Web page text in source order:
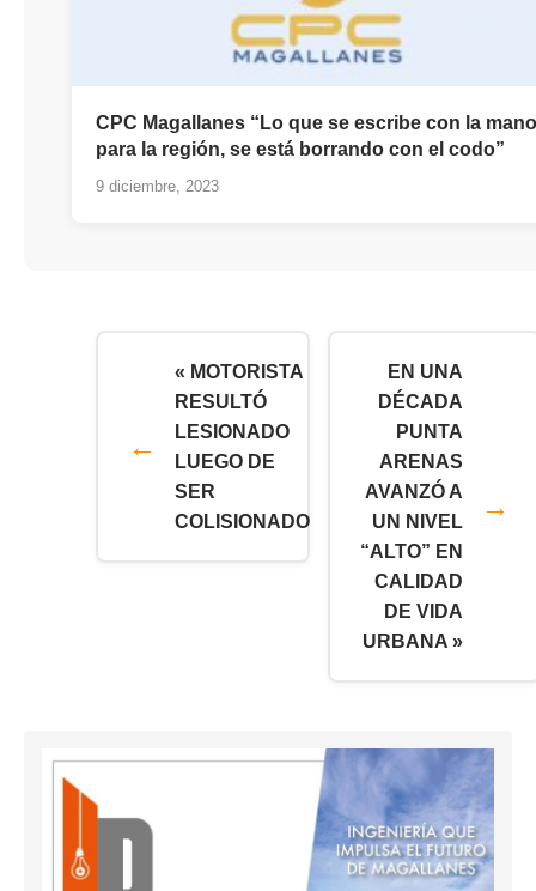
CPC Magallanes “Lo que se escribe con la mano
para la región, se está borrando con el codo”
9 diciembre, 2023
« MOTORISTA
RESULTÓ
LESIONADO
LUEGO DE
SER
COLISIONADO
EN UNA
DÉCADA
PUNTA
ARENAS
AVANZÓ A
UN NIVEL
“ALTO” EN
CALIDAD
DE VIDA
URBANA »